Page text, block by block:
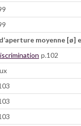
moyenne [ø]
p.102